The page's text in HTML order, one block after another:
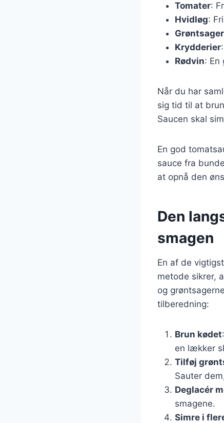
Tomater:
Hvidløg:
Grøntsager
Krydderier
Rødvin: En
Når du har
sig tid til at
Saucen skal
En god
sauce fra
at opnå den
Den
smagen
En af de
metode sikrer,
og
tilberedning:
Brun kødet
en lækker
Tilføj
Sauter
Deglacér
smagene.
Simre i